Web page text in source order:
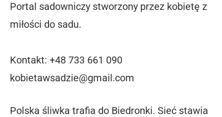
Portal sadowniczy stworzony przez kobietę z
miłości do sadu.
Kontakt: +48 733 661 090
kobietawsadzie@gmail.com
Polska śliwka trafia do Biedronki. Sieć stawia